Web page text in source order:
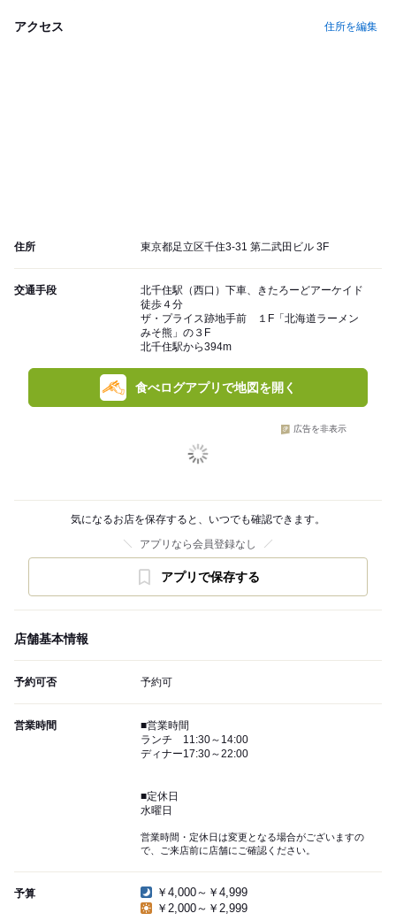
アクセス 住所を編集
住所 東京都足立区千住3-31 第二武田ビル 3F
交通手段
北千住駅（西口）下車、きたろーどアーケイド
徒歩４分
ザ・プライス跡地手前 １F「北海道ラーメン
みそ熊」の３F
北千住駅から394m
食べログアプリで地図を開く
広告を非表示
気になるお店を保存すると、いつでも確認できます。
アプリなら会員登録なし
アプリで保存する
店舗基本情報
予約可否 予約可
営業時間
■営業時間
ランチ 11:30～14:00
ディナー17:30～22:00
■定休日
水曜日
営業時間・定休日は変更となる場合がございますの
で、ご来店前に店舗にご確認ください。
予算
￥4,000～￥4,999
￥2,000～￥2,999